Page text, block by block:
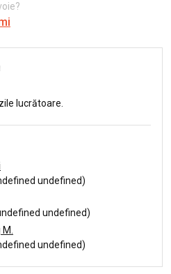
lucrătoare.
undefined)
undefined)
undefined)